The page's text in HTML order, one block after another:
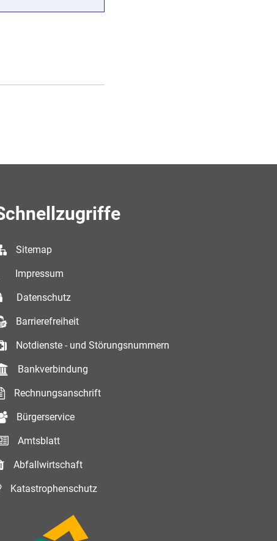
Sitemap
Impressum
Datenschutz
Barrierefreiheit
Notdienste - und Störungsnummern
Bankverbindung
Rechnungsanschrift
Bürgerservice
Amtsblatt
Abfallwirtschaft
Katastrophenschutz